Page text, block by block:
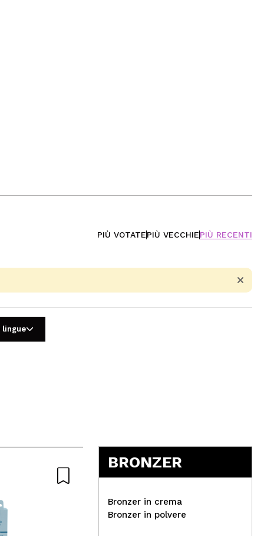
PIÙ VOTATEPIÙ VECCHIEPIÙ RECENTI
lingue
BRONZER
Bronzer in crema
Bronzer in polvere